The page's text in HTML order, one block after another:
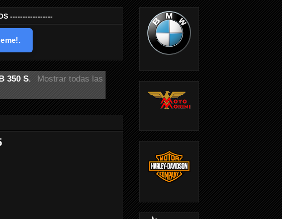
-----------------
350 S.
Mostrar todas las